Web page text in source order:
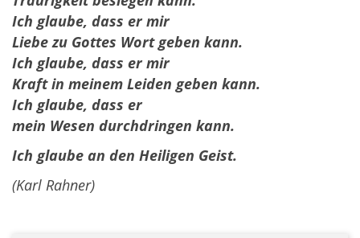
Ich glaube, dass er mir
Liebe zu Gottes Wort geben kann.
Ich glaube, dass er mir
Kraft in meinem Leiden geben kann.
Ich glaube, dass er
mein Wesen durchdringen kann.
Ich glaube an den Heiligen Geist.
(Karl Rahner)